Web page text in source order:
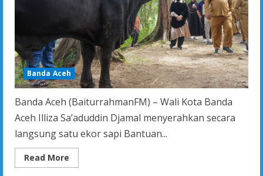
Banda Aceh
Banda Aceh (BaiturrahmanFM) – Wali Kota Banda
Aceh Illiza Sa’aduddin Djamal menyerahkan secara
langsung satu ekor sapi Bantuan...
Read More
more